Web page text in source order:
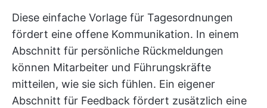
Diese einfache Vorlage für Tagesordnungen
fördert eine offene Kommunikation. In einem
Abschnitt für persönliche Rückmeldungen
können Mitarbeiter und Führungskräfte
mitteilen, wie sie sich fühlen. Ein eigener
Abschnitt für Feedback fördert zusätzlich eine